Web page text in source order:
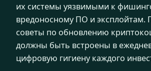
их системы уязвимыми к
вредоносному ПО и эксплойтам.
советы по обновлению
должны быть встроены в
цифровую гигиену каждого